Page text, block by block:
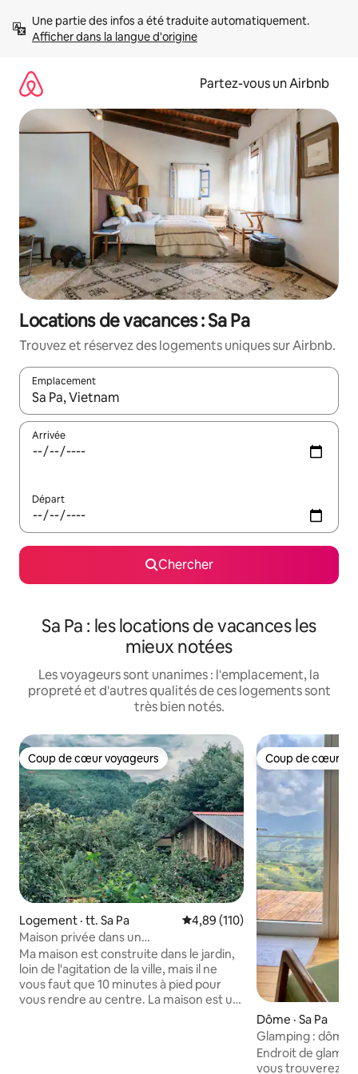
directement
Afficher dans la langue d'origine
Partez-vous un Airbnb
Locations de vacances : Sa Pa
Trouvez et réservez des logements uniques sur Airbnb.
Emplacement
Quand les résultats sont affichés, parcourez-les en utilisant
Arrivée
Départ
Chercher
Sa Pa : les locations de vacances les
mieux notées
Les voyageurs sont unanimes : l'emplacement, la
propreté et d'autres qualités de ces logements sont
très bien notés.
Coup de cœur voyageurs
Coup de cœur voyageurs
Logement · tt. Sa Pa Note moyenne de 4,89 sur 5,
4,89 (110)
Maison privée dans un
jardin/~10 minutes à pied du centre
Ma maison est construite dans le jardin,
loin de l'agitation de la ville, mais il ne
vous faut que 10 minutes à pied pour
vous rendre au centre. La maison est un
Coup de cœur
Coup de cœur
Dôme · Sa Pa
Glamping : dôme
Endroit de
vous trouverez à